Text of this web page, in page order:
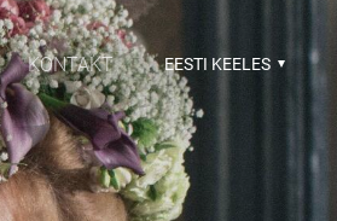
KONTAKT EESTI KEELES